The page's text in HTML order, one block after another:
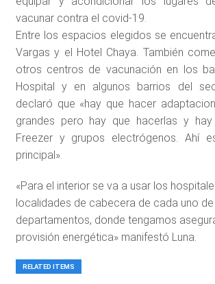
vacunar contra el covid-19.
Entre los espacios elegidos se
Vargas y el Hotel Chaya. También
otros centros de vacunación en los
Hospital y en algunos barrios del
declaró que «hay que hacer
grandes pero hay que hacerlas y
Freezer y grupos electrógenos. Ahí
principal».
«Para el interior se va a usar los
localidades de cabecera de cada uno
departamentos, donde tengamos
provisión energética» manifestó Luna.
RELATED ITEMS